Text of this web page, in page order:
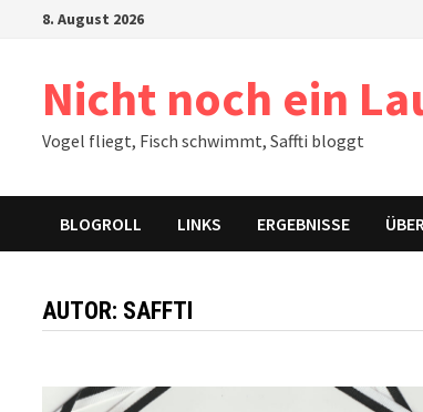
8. August 2026
Nicht noch ein
Vogel fliegt, Fisch schwimmt, Saffti bloggt
BLOGROLL LINKS ERGEBNISSE
AUTOR: SAFFTI